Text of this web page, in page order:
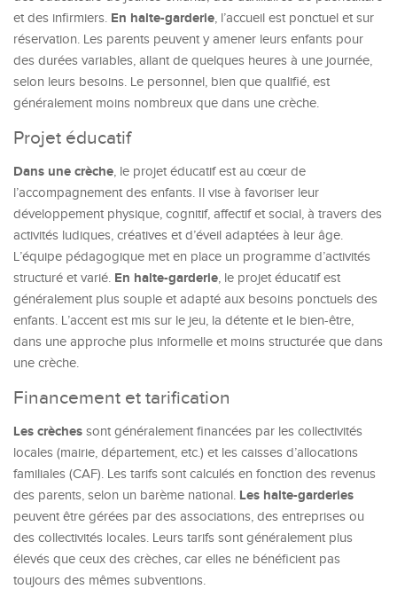
et des infirmiers. En halte-garderie, l’accueil est ponctuel et sur
réservation. Les parents peuvent y amener leurs enfants pour
des durées variables, allant de quelques heures à une journée,
selon leurs besoins. Le personnel, bien que qualifié, est
généralement moins nombreux que dans une crèche.
Projet éducatif
Dans une crèche, le projet éducatif est au cœur de
l’accompagnement des enfants. Il vise à favoriser leur
développement physique, cognitif, affectif et social, à travers des
activités ludiques, créatives et d’éveil adaptées à leur âge.
L’équipe pédagogique met en place un programme d’activités
structuré et varié. En halte-garderie, le projet éducatif est
généralement plus souple et adapté aux besoins ponctuels des
enfants. L’accent est mis sur le jeu, la détente et le bien-être,
dans une approche plus informelle et moins structurée que dans
une crèche.
Financement et tarification
Les crèches sont généralement financées par les collectivités
locales (mairie, département, etc.) et les caisses d’allocations
familiales (CAF). Les tarifs sont calculés en fonction des revenus
des parents, selon un barème national. Les halte-garderies
peuvent être gérées par des associations, des entreprises ou
des collectivités locales. Leurs tarifs sont généralement plus
élevés que ceux des crèches, car elles ne bénéficient pas
toujours des mêmes subventions.